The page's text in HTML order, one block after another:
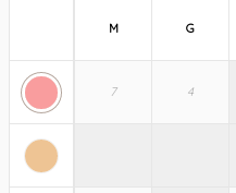
M G